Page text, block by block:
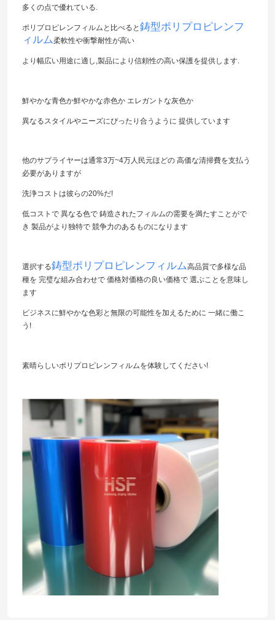
多くの点で優れている.
ポリプロピレンフィルムと比べると 鋳型ポリプロピレンフ
ィルム柔軟性や衝撃耐性が高い
より幅広い用途に適し,製品により信頼性の高い保護を提供します.
鮮やかな青色か鮮やかな赤色か エレガントな灰色か
異なるスタイルやニーズにぴったり合うように 提供しています
他のサプライヤーは通常3万~4万人民元ほどの 高価な清掃費を支払う
必要がありますが
洗浄コストは彼らの20%だ!
低コストで 異なる色で 鋳造されたフィルムの需要を満たすことがで
き 製品がより独特で 競争力のあるものになります
選択する鋳型ポリプロピレンフィルム高品質で多様な品
種を 完璧な組み合わせで 価格対価格の良い価格で 選ぶことを意味し
ます
ビジネスに鮮やかな色彩と無限の可能性を加えるために 一緒に働こ
う!
素晴らしいポリプロピレンフィルムを体験してください!